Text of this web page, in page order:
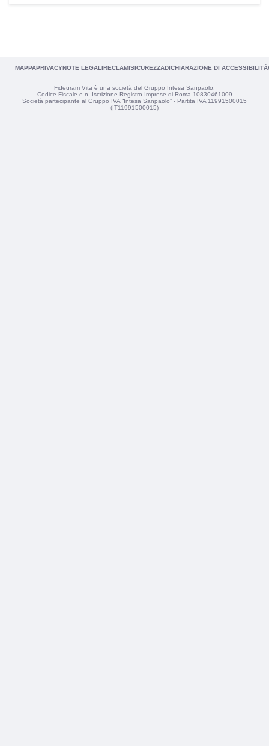
MAPPAPRIVACYNOTE LEGALIRECLAMISICUREZZADICHIARAZIONE DI ACCESSIBILITÀ
Fideuram Vita è una società del Gruppo Intesa Sanpaolo.
Codice Fiscale e n. Iscrizione Registro Imprese di Roma 10830461009
Società partecipante al Gruppo IVA “Intesa Sanpaolo” - Partita IVA 11991500015
(IT11991500015)